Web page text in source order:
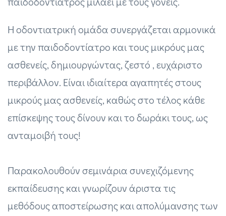
Η οδοντιατρική ομάδα συνεργάζεται αρμονικά
με την παιδοδοντίατρο και τους μικρόυς μας
ασθενείς, δημιουργώντας, ζεστό , ευχάριστο
περιβάλλον. Είναι ιδιαίτερα αγαπητές στους
μικρούς μας ασθενείς, καθώς στο τέλος κάθε
επίσκεψης τους δίνουν και το δωράκι τους, ως
ανταμοιβή τους!
Παρακολουθούν σεμινάρια συνεχιζόμενης
εκπαίδευσης και γνωρίζουν άριστα τις
μεθόδους αποστείρωσης και απολύμανσης των